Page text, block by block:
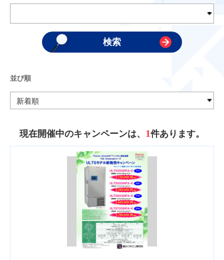
並び順
現在開催中のキャンペーンは、 1件あります。